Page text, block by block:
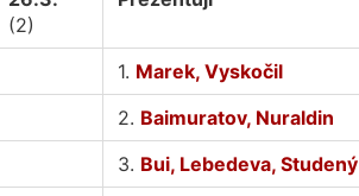
(2)
1. Marek, Vyskočil
2. Baimuratov, Nuraldin
3. Bui, Lebedeva, Studený